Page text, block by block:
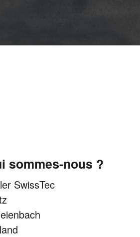
sommes-nous ?
SwissTec